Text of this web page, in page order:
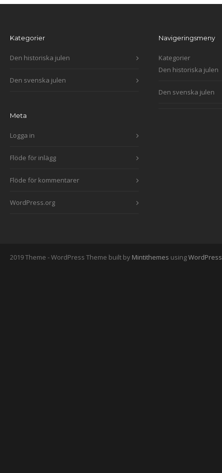
Kategorier
Den historiska julen
Den svenska julen
Meta
Logga in
Flöde för inlägg
Flöde för kommentarer
WordPress.org
Navigeringsmeny
Kategorier
Den historiska julen
Den svenska julen
2019 Theme - WordPress Theme built by Mintithemes usingWordPress